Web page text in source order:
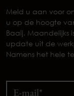
Meld u aan voor
u op de hoogte
Baaij. Maandelijks
update uit de
Namens het hele